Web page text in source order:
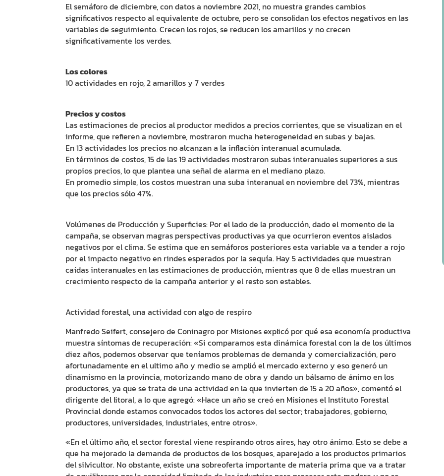
El semáforo de diciembre, con datos a noviembre 2021, no muestra grandes cambios
significativos respecto al equivalente de octubre, pero se consolidan los efectos negativos en las
variables de seguimiento. Crecen los rojos, se reducen los amarillos y no crecen
significativamente los verdes.
Los colores
10 actividades en rojo, 2 amarillos y 7 verdes
Precios y costos
Las estimaciones de precios al productor medidos a precios corrientes, que se visualizan en el
informe, que refieren a noviembre, mostraron mucha heterogeneidad en subas y bajas.
En 13 actividades los precios no alcanzan a la inflación interanual acumulada.
En términos de costos, 15 de las 19 actividades mostraron subas interanuales superiores a sus
propios precios, lo que plantea una señal de alarma en el mediano plazo.
En promedio simple, los costos muestran una suba interanual en noviembre del 73%, mientras
que los precios sólo 47%.
Volúmenes de Producción y Superficies: Por el lado de la producción, dado el momento de la
campaña, se observan magras perspectivas productivas ya que ocurrieron eventos aislados
negativos por el clima. Se estima que en semáforos posteriores esta variable va a tender a rojo
por el impacto negativo en rindes esperados por la sequía. Hay 5 actividades que muestran
caídas interanuales en las estimaciones de producción, mientras que 8 de ellas muestran un
crecimiento respecto de la campaña anterior y el resto son estables.
Actividad forestal, una actividad con algo de respiro
Manfredo Seifert, consejero de Coninagro por Misiones explicó por qué esa economía productiva
muestra síntomas de recuperación: «Si comparamos esta dinámica forestal con la de los últimos
diez años, podemos observar que teníamos problemas de demanda y comercialización, pero
afortunadamente en el ultimo año y medio se amplió el mercado externo y eso generó un
dinamismo en la provincia, motorizando mano de obra y dando un bálsamo de ánimo en los
productores, ya que se trata de una actividad en la que invierten de 15 a 20 años», comentó el
dirigente del litoral, a lo que agregó: «Hace un año se creó en Misiones el Instituto Forestal
Provincial donde estamos convocados todos los actores del sector; trabajadores, gobierno,
productores, universidades, industriales, entre otros».
«En el último año, el sector forestal viene respirando otros aires, hay otro ánimo. Esto se debe a
que ha mejorado la demanda de productos de los bosques, aparejado a los productos primarios
del silvicultor. No obstante, existe una sobreoferta importante de materia prima que va a tratar